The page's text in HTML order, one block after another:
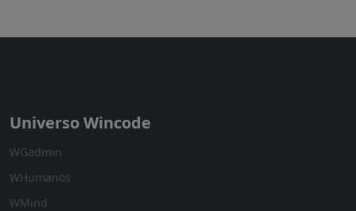
Universo Wincode
WGadmin
WHumanos
WMind